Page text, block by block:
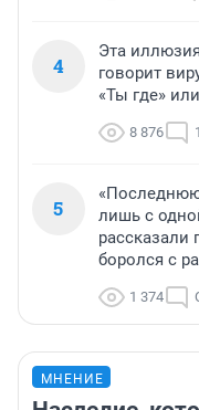
4
Эта
говорит
«Ты где»
8 876 1
5
лишь с
боролся с
1 374
МНЕНИЕ